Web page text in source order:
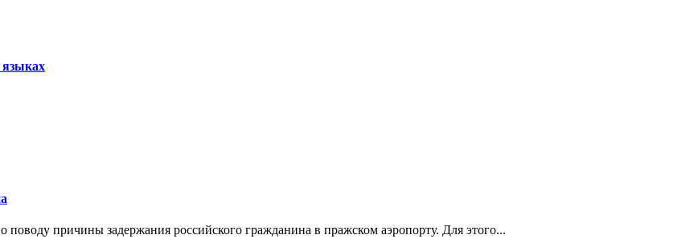
языках
причины задержания российского гражданина в пражском аэропорту. Для этого...